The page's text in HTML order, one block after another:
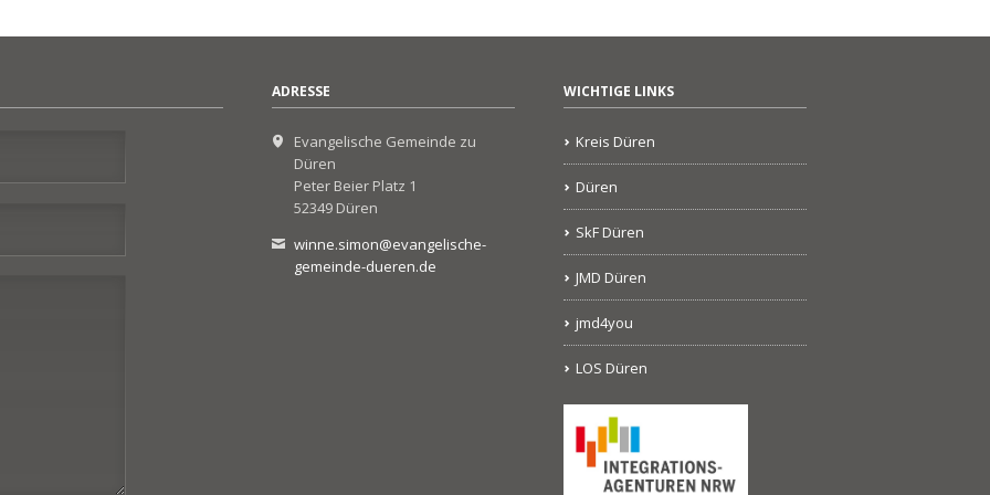
ADRESSE
Evangelische Gemeinde zu
Düren
Peter Beier Platz 1
52349 Düren
winne.simon@evangelische-
gemeinde-dueren.de
WICHTIGE LINKS
Kreis Düren
Düren
SkF Düren
JMD Düren
jmd4you
LOS Düren